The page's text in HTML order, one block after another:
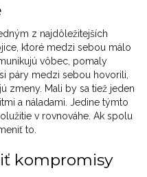
z najdôležitejších
ktoré medzi sebou málo
vôbec, pomaly
páry medzi sebou hovorili,
zmeny. Mali by sa tiež jeden
a náladami. Jedine týmto
v rovnováhe. Ak spolu
to.
kompromisy